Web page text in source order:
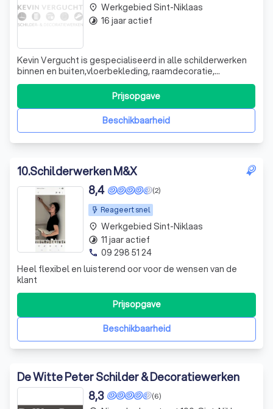
Kevin Vergucht is gespecialiseerd in alle schilderwerken
binnen en buiten,vloerbekleding, raamdecoratie,
behangwerken, gyproc, zolderisolatie,... bij particulieren en
Beschikbaarheid
Prijsopgave
place Werkgebied Sint-Niklaas
timelapse 16 jaar actief
10.Schilderwerken M&X
Reageert snel
(2)
8,4
Heel flexibel en luisterend oor voor de wensen van de
klant
Beschikbaarheid
Prijsopgave
place Werkgebied Sint-Niklaas
timelapse 11 jaar actief
phone 09 298 51 24
De Witte Peter Schilder & Decoratiewerken
(6)
8,3